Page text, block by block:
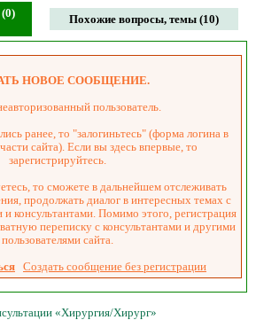
Похожие вопросы, темы (10)
НОВОЕ СООБЩЕНИЕ.
пользователь.
ранее, то "залогиньтесь" (форма логина в
сайта). Если вы здесь впервые, то
зарегистрируйтесь.
то сможете в дальнейшем отслеживать
продолжать диалог в интересных темах с
и консультантами. Помимо этого, регистрация
переписку с консультантами и другими
пользователями сайта.
Создать сообщение без регистрации
«Хирургия/Хирург»